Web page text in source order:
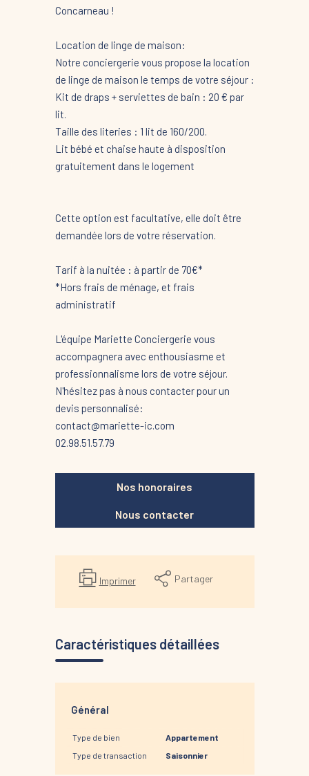
Concarneau !
Location de linge de maison:
Notre conciergerie vous propose la location
de linge de maison le temps de votre séjour :
Kit de draps + serviettes de bain : 20 € par
lit.
Taille des literies : 1 lit de 160/200.
Lit bébé et chaise haute à disposition
gratuitement dans le logement
Cette option est facultative, elle doit être
demandée lors de votre réservation.
Tarif à la nuitée : à partir de 70€*
*Hors frais de ménage, et frais
administratif
L'équipe Mariette Conciergerie vous
accompagnera avec enthousiasme et
professionnalisme lors de votre séjour.
N'hésitez pas à nous contacter pour un
devis personnalisé:
contact@mariette-ic.com
02.98.51.57.79
Nos honoraires
Nous contacter
Imprimer Partager
Caractéristiques détaillées
Général
Type de bien
Appartement
Type de transaction
Saisonnier